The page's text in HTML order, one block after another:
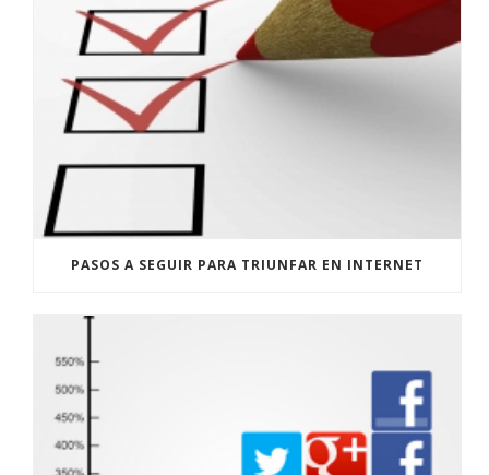
PASOS A SEGUIR PARA TRIUNFAR EN INTERNET